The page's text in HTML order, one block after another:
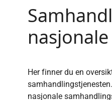
Her finner du en
nasjonale